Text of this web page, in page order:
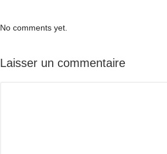
No comments yet.
Laisser un commentaire